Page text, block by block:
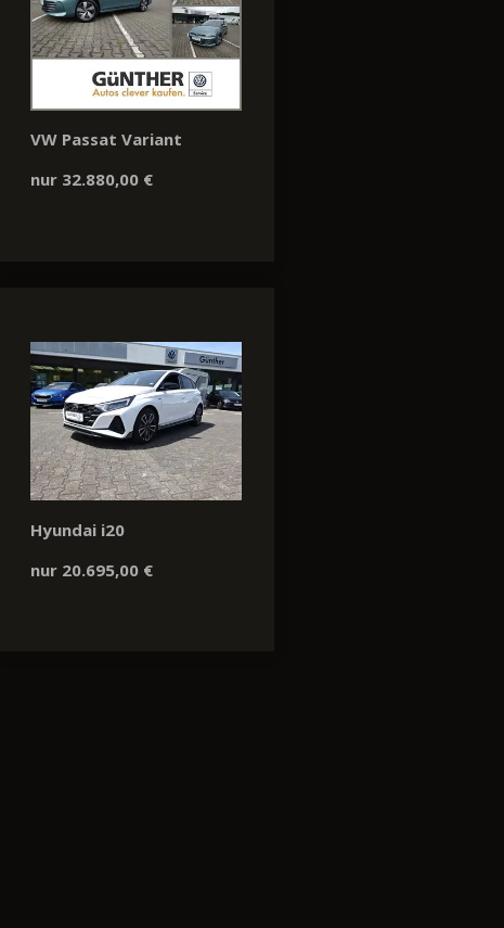
VW Passat Variant
nur 32.880,00 €
Hyundai i20
nur 20.695,00 €